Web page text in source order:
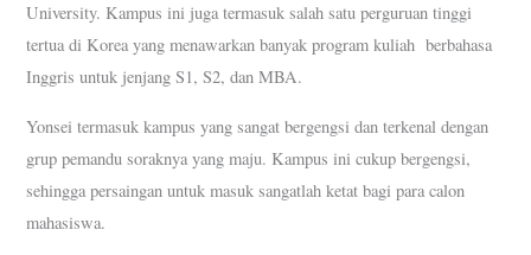
University. Kampus ini juga termasuk salah satu perguruan tinggi
tertua di Korea yang menawarkan banyak program kuliah berbahasa
Inggris untuk jenjang S1, S2, dan MBA.
Yonsei termasuk kampus yang sangat bergengsi dan terkenal dengan
grup pemandu soraknya yang maju. Kampus ini cukup bergengsi,
sehingga persaingan untuk masuk sangatlah ketat bagi para calon
mahasiswa.